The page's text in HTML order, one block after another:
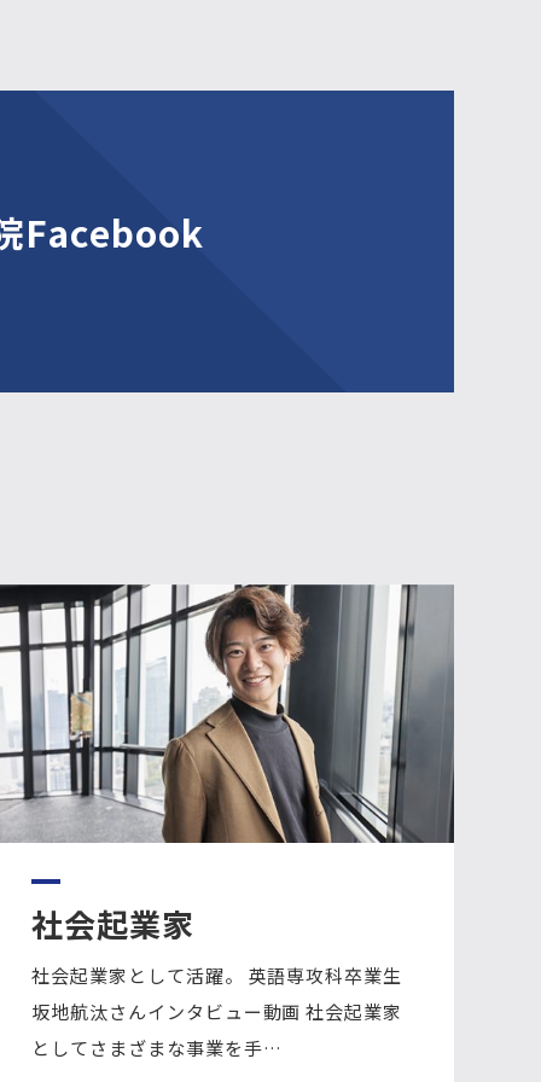
Facebook
社会起業家
社会起業家として活躍。 英語専攻科卒業生
坂地航汰さんインタビュー動画 社会起業家
としてさまざまな事業を手…